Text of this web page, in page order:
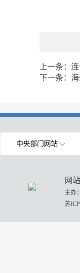
上一条：
下一条：
中央部门网站
网
主办
苏